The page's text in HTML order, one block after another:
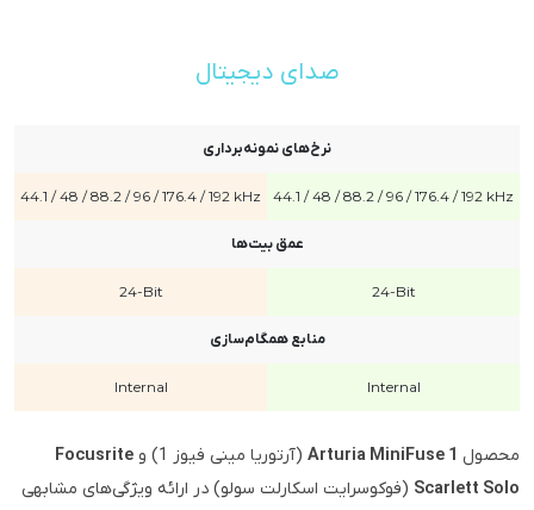
صدای دیجیتال
نرخ‌های نمونه‌برداری
44.1 / 48 / 88.2 / 96 / 176.4 / 192 kHz
44.1 / 48 / 88.2 / 96 / 176.4 / 192 kHz
عمق بیت‌ها
24-Bit
24-Bit
منابع همگام‌سازی
Internal
Internal
محصول Arturia MiniFuse 1 (آرتوریا مینی فیوز 1) و
Focusrite
Scarlett Solo (فوکوسرایت اسکارلت سولو) در ارائه ویژگی‌های مشابهی